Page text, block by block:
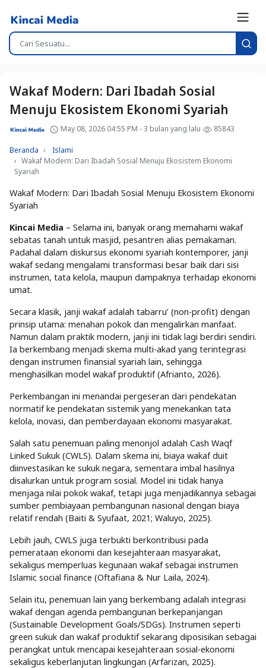
Wakaf Modern: Dari Ibadah Sosial
Menuju Ekosistem Ekonomi Syariah
May 08, 2026 04:55 PM - 3 bulan yang lalu 85843
Beranda
Islami
Wakaf Modern: Dari Ibadah Sosial Menuju Ekosistem Ekonomi
Syariah
Wakaf Modern: Dari Ibadah Sosial Menuju Ekosistem Ekonomi
Syariah
Kincai Media – Selama ini, banyak orang memahami wakaf
sebatas tanah untuk masjid, pesantren alias pemakaman.
Padahal dalam diskursus ekonomi syariah kontemporer, janji
wakaf sedang mengalami transformasi besar baik dari sisi
instrumen, tata kelola, maupun dampaknya terhadap ekonomi
umat.
Secara klasik, janji wakaf adalah tabarru’ (non-profit) dengan
prinsip utama: menahan pokok dan mengalirkan manfaat.
Namun dalam praktik modern, janji ini tidak lagi berdiri sendiri.
Ia berkembang menjadi skema multi-akad yang terintegrasi
dengan instrumen finansial syariah lain, sehingga
menghasilkan model wakaf produktif (Afrianto, 2026).
Perkembangan ini menandai pergeseran dari pendekatan
normatif ke pendekatan sistemik yang menekankan tata
kelola, inovasi, dan pemberdayaan ekonomi masyarakat.
Salah satu penemuan paling menonjol adalah Cash Waqf
Linked Sukuk (CWLS). Dalam skema ini, biaya wakaf duit
diinvestasikan ke sukuk negara, sementara imbal hasilnya
disalurkan untuk program sosial. Model ini tidak hanya
menjaga nilai pokok wakaf, tetapi juga menjadikannya sebagai
sumber pembiayaan pembangunan nasional dengan biaya
relatif rendah (Baiti & Syufaat, 2021; Waluyo, 2025).
Lebih jauh, CWLS juga terbukti berkontribusi pada
pemerataan ekonomi dan kesejahteraan masyarakat,
sekaligus memperluas kegunaan wakaf sebagai instrumen
Islamic social finance (Oftafiana & Nur Laila, 2024).
Selain itu, penemuan lain yang berkembang adalah integrasi
wakaf dengan agenda pembangunan berkepanjangan
(Sustainable Development Goals/SDGs). Instrumen seperti
green sukuk dan wakaf produktif sekarang diposisikan sebagai
perangkat untuk mencapai kesejahteraan sosial-ekonomi
sekaligus keberlanjutan lingkungan (Arfarizan, 2025).